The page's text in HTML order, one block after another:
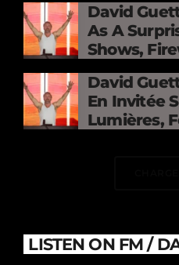
David
As A
Shows,
Electrifies
France
David
En Invitée
Lumières,
LISTEN ON FM /